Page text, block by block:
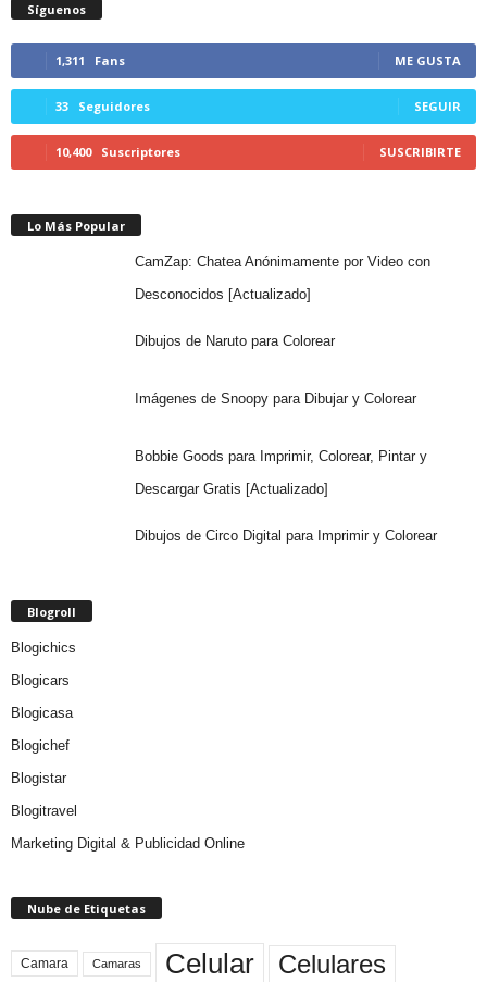
Síguenos
1,311 Fans ME GUSTA
33 Seguidores SEGUIR
10,400 Suscriptores SUSCRIBIRTE
Lo Más Popular
CamZap: Chatea Anónimamente por Video con
Desconocidos [Actualizado]
Dibujos de Naruto para Colorear
Imágenes de Snoopy para Dibujar y Colorear
Bobbie Goods para Imprimir, Colorear, Pintar y
Descargar Gratis [Actualizado]
Dibujos de Circo Digital para Imprimir y Colorear
Blogroll
Blogichics
Blogicars
Blogicasa
Blogichef
Blogistar
Blogitravel
Marketing Digital & Publicidad Online
Nube de Etiquetas
Camara Camaras Celular Celulares